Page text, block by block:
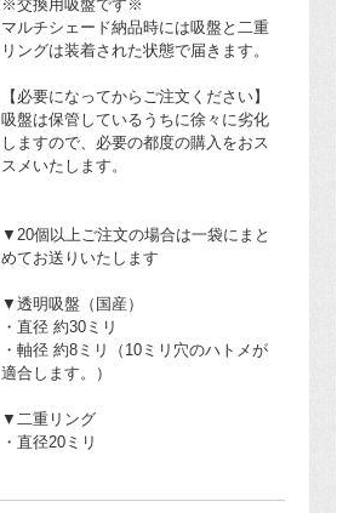
※交換用吸盤です※
マルチシェード納品時には吸盤と二重
リングは装着された状態で届きます。
【必要になってからご注文ください】
吸盤は保管しているうちに徐々に劣化
しますので、必要の都度の購入をおス
スメいたします。
▼20個以上ご注文の場合は一袋にまと
めてお送りいたします
▼透明吸盤（国産）
・直径 約30ミリ
・軸径 約8ミリ（10ミリ穴のハトメが
適合します。）
▼二重リング
・直径20ミリ